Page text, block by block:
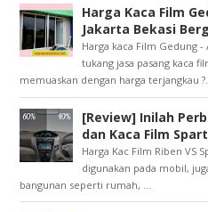
Harga Kaca Film
Jakarta Bekasi
Harga kaca Film Gedung
tukang jasa pasang kaca
memuaskan dengan harga terjangkau ?...
[Review] Inilah
dan Kaca Film
Harga Kac Film Riben VS
digunakan pada mobil,
bangunan seperti rumah, ...